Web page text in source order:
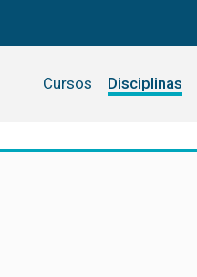
Cursos Disciplinas